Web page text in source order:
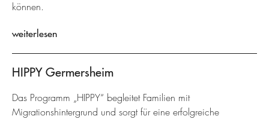
können.
weiterlesen
HIPPY Germersheim
Das Programm „HIPPY“ begleitet Familien mit
Migrationshintergrund und sorgt für eine erfolgreiche